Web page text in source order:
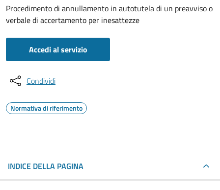
Procedimento di annullamento in autotutela di un preavviso o
verbale di accertamento per inesattezze
Accedi al servizio
Condividi
Normativa di riferimento
INDICE DELLA PAGINA